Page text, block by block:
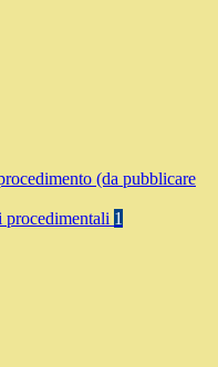
(da pubblicare
1